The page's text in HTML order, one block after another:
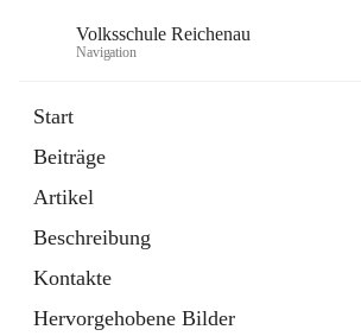
Volksschule Reichenau
Navigation
Start
Beiträge
Artikel
Beschreibung
Kontakte
Hervorgehobene Bilder
Externe Webseite
in
Tab
Toni Klix Maustraining
Externe Webseite
öffnet
in
neuem
Tab